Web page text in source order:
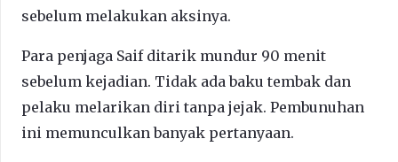
sebelum melakukan aksinya.
Para penjaga Saif ditarik mundur 90 menit
sebelum kejadian. Tidak ada baku tembak dan
pelaku melarikan diri tanpa jejak. Pembunuhan
ini memunculkan banyak pertanyaan.